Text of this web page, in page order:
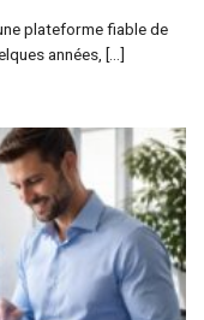
plateforme fiable de
années, [...]